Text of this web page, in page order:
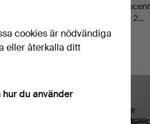
RACERCYKEL, Crescent
Atto Racer, omkring 2…
Klubbades 7 okt 2023
13 bud
cookies är nödvändiga
eller återkalla ditt
du använder